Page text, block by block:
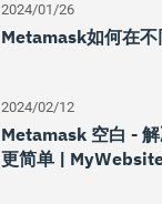
2024/01/26
Metamask如何在
2024/02/12
Metamask 空白 -
更简单 |